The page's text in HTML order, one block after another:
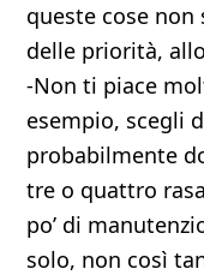
queste cose
delle priorità,
-Non ti piace
esempio, scegli
probabilmente
tre o quattro
po’ di
solo, non così